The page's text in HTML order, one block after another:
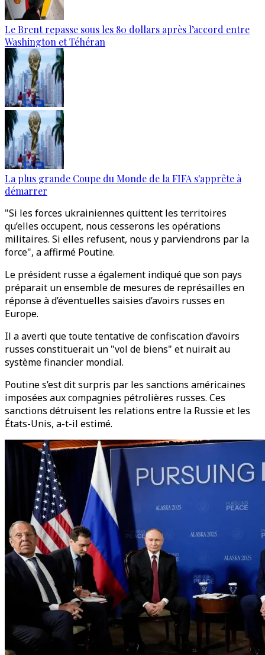
Le Brent repasse sous les 80 dollars après l’accord entre
Washington et Téhéran
La plus grande Coupe du Monde de la FIFA s'apprête à
démarrer
"Si les forces ukrainiennes quittent les territoires
qu’elles occupent, nous cesserons les opérations
militaires. Si elles refusent, nous y parviendrons par la
force", a affirmé Poutine.
Le président russe a également indiqué que son pays
préparait un ensemble de mesures de représailles en
réponse à d’éventuelles saisies d’avoirs russes en
Europe.
Il a averti que toute tentative de confiscation d’avoirs
russes constituerait un "vol de biens" et nuirait au
système financier mondial.
Poutine s’est dit surpris par les sanctions américaines
imposées aux compagnies pétrolières russes. Ces
sanctions détruisent les relations entre la Russie et les
États-Unis, a-t-il estimé.